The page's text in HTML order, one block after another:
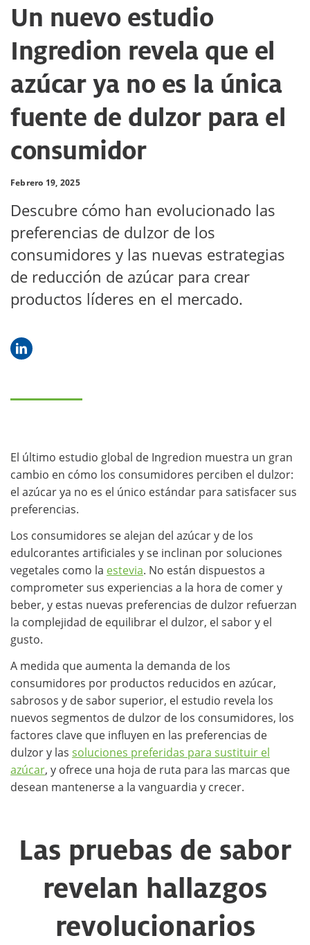
Un nuevo estudio
Ingredion revela que el
azúcar ya no es la única
fuente de dulzor para el
consumidor
Febrero 19, 2025
Descubre cómo han evolucionado las
preferencias de dulzor de los
consumidores y las nuevas estrategias
de reducción de azúcar para crear
productos líderes en el mercado.
El último estudio global de Ingredion muestra un gran
cambio en cómo los consumidores perciben el dulzor:
el azúcar ya no es el único estándar para satisfacer sus
preferencias.
Los consumidores se alejan del azúcar y de los
edulcorantes artificiales y se inclinan por soluciones
vegetales como la estevia. No están dispuestos a
comprometer sus experiencias a la hora de comer y
beber, y estas nuevas preferencias de dulzor refuerzan
la complejidad de equilibrar el dulzor, el sabor y el
gusto.
A medida que aumenta la demanda de los
consumidores por productos reducidos en azúcar,
sabrosos y de sabor superior, el estudio revela los
nuevos segmentos de dulzor de los consumidores, los
factores clave que influyen en las preferencias de
dulzor y las soluciones preferidas para sustituir el
azúcar, y ofrece una hoja de ruta para las marcas que
desean mantenerse a la vanguardia y crecer.
Las pruebas de sabor
revelan hallazgos
revolucionarios